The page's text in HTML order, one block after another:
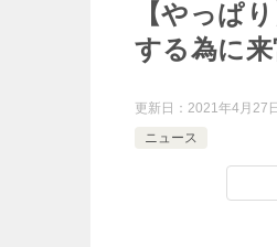
【やっぱ
する為に
更新日： 2021年4月27日
ニュース